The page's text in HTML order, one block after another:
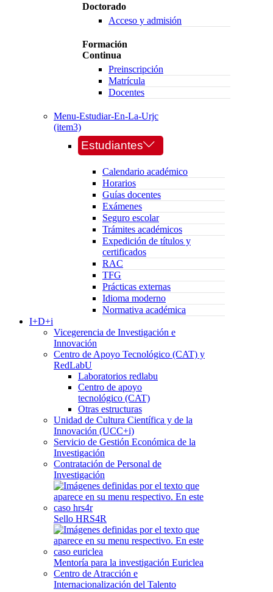
Doctorado
Acceso y admisión
Formación
Continua
Preinscripción
Matrícula
Docentes
Menu-Estudiar-En-La-Urjc
(item3)
Estudiantes
Calendario académico
Horarios
Guías docentes
Exámenes
Seguro escolar
Trámites académicos
Expedición de títulos y
certificados
RAC
TFG
Prácticas externas
Idioma moderno
Normativa académica
I+D+i
Vicegerencia de Investigación e
Innovación
Centro de Apoyo Tecnológico (CAT) y
RedLabU
Laboratorios redlabu
Centro de apoyo
tecnológico (CAT)
Otras estructuras
Unidad de Cultura Científica y de la
Innovación (UCC+i)
Servicio de Gestión Económica de la
Investigación
Contratación de Personal de
Investigación
Sello HRS4R
Mentoría para la investigación Euriclea
Centro de Atracción e
Internacionalización del Talento